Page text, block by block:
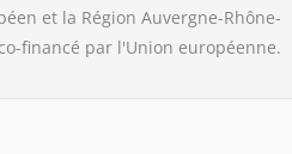
et la Région Auvergne-Rhône-
financé par l'Union européenne.